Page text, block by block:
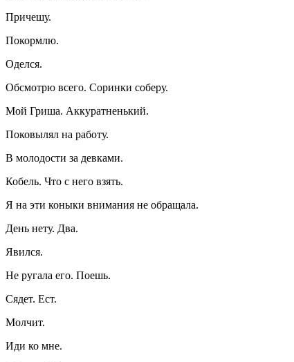
Причешу.
Покормлю.
Оделся.
Обсмотрю всего. Соринки соберу.
Мой Гриша. Аккуратненький.
Поковылял на работу.
В молодости за девками.
Кобель. Что с него взять.
Я на эти коныки внимания не обращала.
День нету. Два.
Явился.
Не ругала его. Поешь.
Сядет. Ест.
Молчит.
Иди ко мне.